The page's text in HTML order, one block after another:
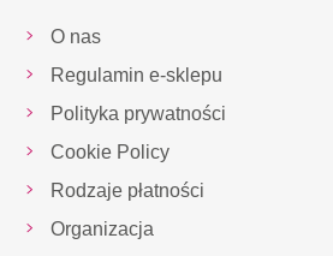
O nas
Regulamin e-sklepu
Polityka prywatności
Cookie Policy
Rodzaje płatności
Organizacja